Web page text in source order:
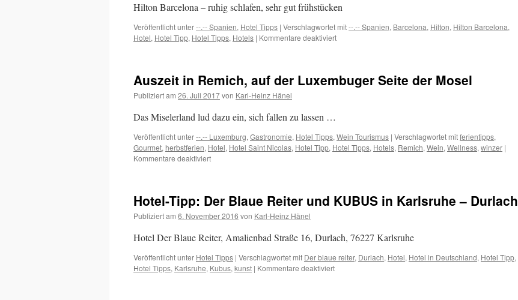
Hilton Barcelona – ruhig schlafen, sehr gut frühstücken
Veröffentlicht unter--.-- Spanien, Hotel Tipps | Verschlagwortet mit--.-- Spanien, Barcelona, Hilton, Hilton Barcelona,
Hotel, Hotel Tipp, Hotel Tipps, Hotels | Kommentare deaktiviertfür
ruhig
schlafen,
Auszeit in Remich, auf der Luxembuger Seite der Mosel
Publiziert am 26. Juli 2017von Karl-Heinz Hänel
Das Miselerland lud dazu ein, sich fallen zu lassen …
Veröffentlicht unter--.-- Luxemburg, Gastronomie, Hotel Tipps, Wein Tourismus | Verschlagwortet mitferientipps,
Gourmet, herbstferien, Hotel, Hotel Saint Nicolas, Hotel Tipp, Hotel Tipps, Hotels, Remich, Wein, Wellness, winzer |
Kommentare deaktiviertfür
auf
Luxembuger
Seite
der
Mosel
Hotel-Tipp: Der Blaue Reiter und KUBUS in Karlsruhe – Durlach
Publiziert am 6. November 2016 von Karl-Heinz Hänel
Hotel Der Blaue Reiter, Amalienbad Straße 16, Durlach, 76227 Karlsruhe
Veröffentlicht unter Hotel Tipps | Verschlagwortet mit Der blaue reiter, Durlach, Hotel, Hotel in Deutschland, Hotel Tipp,
Hotel Tipps, Karlsruhe, Kubus, kunst | Kommentare deaktiviertfür